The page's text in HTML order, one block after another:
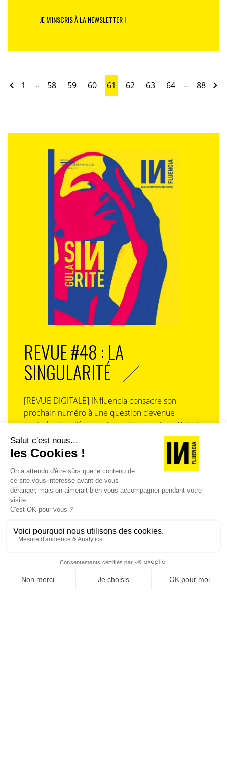
JE M'INSCRIS À LA NEWSLETTER !
1 … 58 59 60 61 62 63 64 … 88
REVUE #48 : LA
SINGULARITÉ
[REVUE DIGITALE] INfluencia consacre son
prochain numéro à une question devenue
centrale dans l’économie contemporaine : Qu’est-
ce que la singularité à l’heure de la
standardisation généralisée ? Ce numéro explore
la singularité là où elle est la plus mise à l’épreuve
: dans l’entreprise, dans la marque, dans les
organisations, dans les choix de gouvernance,
dans le rapport au pouvoir et à la technologie.
J'ACHÈTE LE NUMÉRO
JE M'ABONNE 1 AN - 4 NUM.